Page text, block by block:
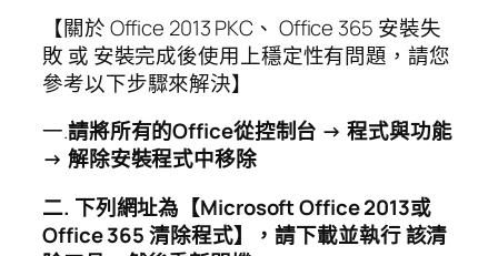
【關於 Office 2013 PKC、 Office 365 安裝失
敗 或 安裝完成後使用上穩定性有問題，請您
參考以下步驟來解決】
一.請將所有的Office從控制台 → 程式與功能
→ 解除安裝程式中移除
二. 下列網址為【Microsoft Office 2013或
Office 365 清除程式】，請下載並執行 該清